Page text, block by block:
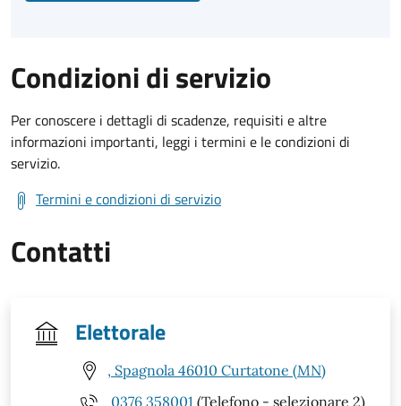
Condizioni di servizio
Per conoscere i dettagli di scadenze, requisiti e altre
informazioni importanti, leggi i termini e le condizioni di
servizio.
Termini e condizioni di servizio
Contatti
Elettorale
, Spagnola 46010 Curtatone (MN)
0376 358001 (Telefono - selezionare 2)